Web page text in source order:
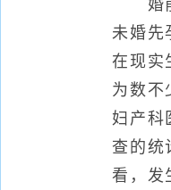
婚前
未婚先
在现实
为数不
妇产科
查的统
看，发